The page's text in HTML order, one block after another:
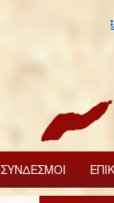
ΣΥΝΔΕΣΜΟΙ